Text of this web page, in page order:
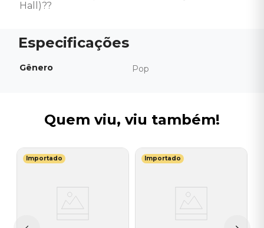
Hall)??
Gênero Pop
Quem viu, viu também!
Importado Importado